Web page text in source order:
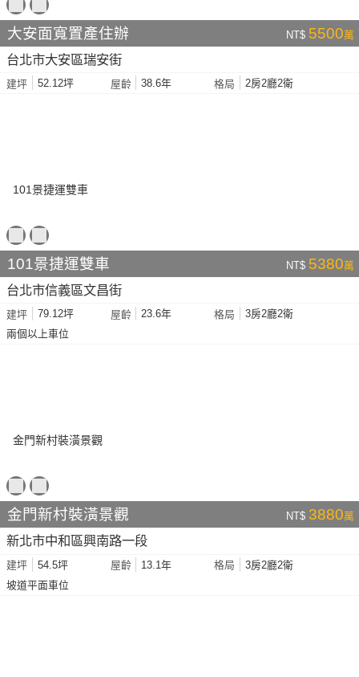
大安面寬置產住辦 NT$ 5500萬
台北市大安區瑞安街
建坪 52.12坪 屋齡 38.6年 格局 2房2廳2衛
101景捷運雙車 NT$ 5380萬
台北市信義區文昌街
建坪 79.12坪 屋齡 23.6年 格局
3房2廳2衛
兩個以上車位
金門新村裝潢景觀 NT$ 3880萬
新北市中和區興南路一段
建坪 54.5坪 屋齡 13.1年 格局
3房2廳2衛
坡道平面車位